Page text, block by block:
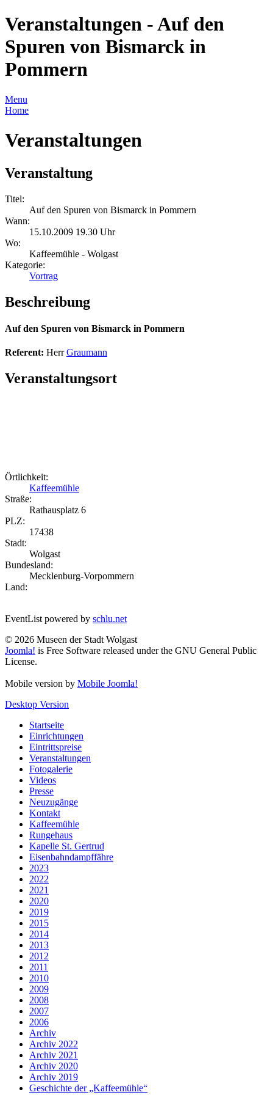
Veranstaltungen - Auf den
Spuren von Bismarck in
Pommern
Menu
Home
Veranstaltungen
Veranstaltung
Titel:
Auf den Spuren von Bismarck in Pommern
Wann:
15.10.2009 19.30 Uhr
Wo:
Kaffeemühle - Wolgast
Kategorie:
Vortrag
Beschreibung
Auf den Spuren von Bismarck in Pommern
Referent: HerrGraumann
Veranstaltungsort
Örtlichkeit:
Kaffeemühle
Straße:
Rathausplatz 6
PLZ:
17438
Stadt:
Wolgast
Bundesland:
Mecklenburg-Vorpommern
Land:
EventList powered by schlu.net
© 2026 Museen der Stadt Wolgast
Joomla! is Free Software released under the GNU General Public
License.
Mobile version by Mobile Joomla!
Desktop Version
Startseite
Einrichtungen
Eintrittspreise
Veranstaltungen
Fotogalerie
Videos
Presse
Neuzugänge
Kontakt
Kaffeemühle
Rungehaus
Kapelle St. Gertrud
Eisenbahndampffähre
2023
2022
2021
2020
2019
2015
2014
2013
2012
2011
2010
2009
2008
2007
2006
Archiv
Archiv 2022
Archiv 2021
Archiv 2020
Archiv 2019
Geschichte der „Kaffeemühle“